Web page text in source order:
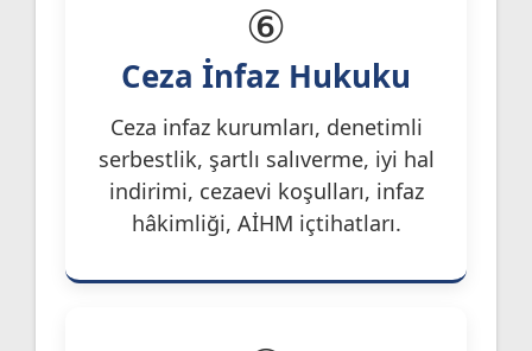
⑥
Ceza İnfaz Hukuku
Ceza infaz kurumları, denetimli
serbestlik, şartlı salıverme, iyi hal
indirimi, cezaevi koşulları, infaz
hâkimliği, AİHM içtihatları.